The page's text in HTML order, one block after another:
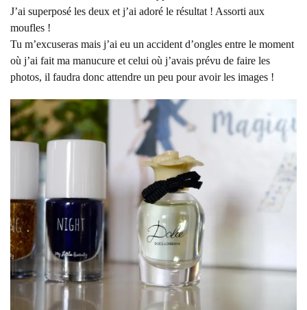
J’ai superposé les deux et j’ai adoré le résultat ! Assorti aux
moufles !
Tu m’excuseras mais j’ai eu un accident d’ongles entre le moment
où j’ai fait ma manucure et celui où j’avais prévu de faire les
photos, il faudra donc attendre un peu pour avoir les images !